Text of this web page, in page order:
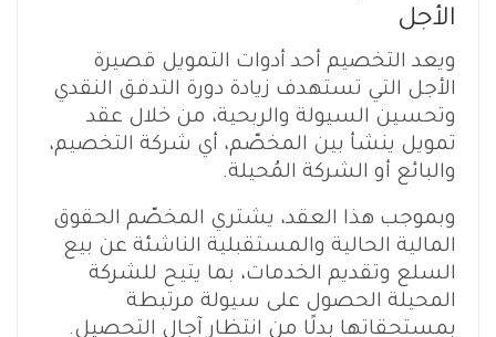
الأجل
ويعد التخصيم أحد أدوات التمويل قصيرة
الأجل التي تستهدف زيادة دورة التدفق النقدي
وتحسين السيولة والربحية، من خلال عقد
تمويل ينشأ بين المخصّم، أي شركة التخصيم،
والبائع أو الشركة المُحيلة.
وبموجب هذا العقد، يشتري المخصّم الحقوق
المالية الحالية والمستقبلية الناشئة عن بيع
السلع وتقديم الخدمات، بما يتيح للشركة
المحيلة الحصول على سيولة مرتبطة
بمستحقاتها بدلًا من انتظار آجال التحصيل.